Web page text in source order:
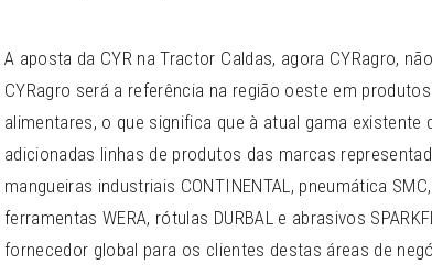
A aposta da CYR na Tractor Caldas, agora CYRagro,
CYRagro será a referência na região oeste em
alimentares, o que significa que à atual gama
adicionadas linhas de produtos das marcas
mangueiras industriais CONTINENTAL, pneumática
ferramentas WERA, rótulas DURBAL e abrasivos
fornecedor global para os clientes destas áreas de